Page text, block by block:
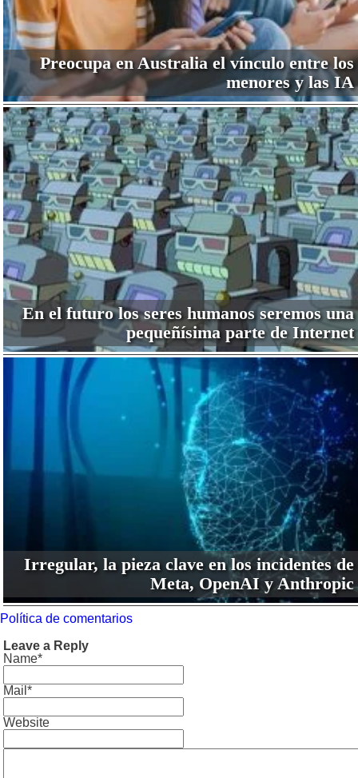
Preocupa en Australia el vínculo entre los
menores y las IA
En el futuro los seres humanos seremos una
pequeñísima parte de Internet
Irregular, la pieza clave en los incidentes de
Meta, OpenAI y Anthropic
Política de comentarios
Leave a Reply
Name*
Mail*
Website